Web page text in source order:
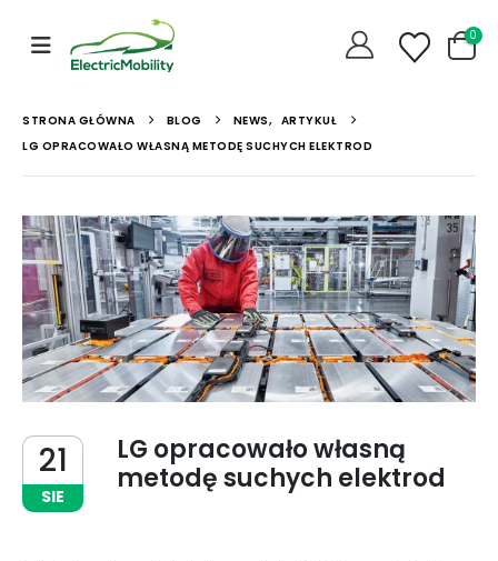
0
STRONA GŁÓWNA BLOG NEWS, ARTYKUŁ
LG OPRACOWAŁO WŁASNĄ METODĘ SUCHYCH ELEKTROD
21
SIE
LG opracowało własną
metodę suchych elektrod